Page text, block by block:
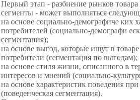
Первый этап - разбиение рынков
сегменты - может выполняться
на основе социально-демографиче ких
потребителей (социально-демографи
сегментация);
на основе выгод, которые ищут в
потребители (сегментация по выгодам);
на основе стиля жизни, описанного в
интересов и мнений (социально-
на основе характеристик поведения
(поведенческая сегментация).